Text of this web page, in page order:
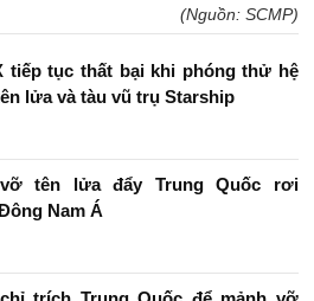
(Nguồn: SCMP)
tiếp tục thất bại khi phóng thử hệ
lửa và tàu vũ trụ Starship
tên lửa đẩy Trung Quốc rơi
Nam Á